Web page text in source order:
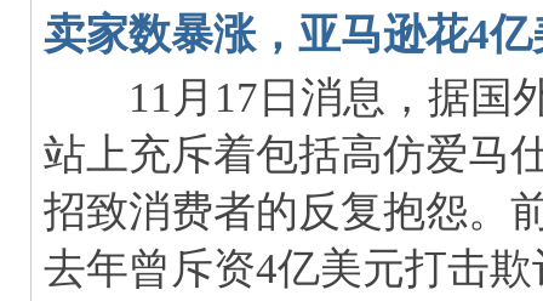
卖家数暴涨，亚马逊花4
11月17日消息，据国
站上充斥着包括高仿爱马
招致消费者的反复抱怨。
去年曾斥资4亿美元打击